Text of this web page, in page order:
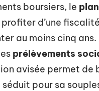
boursiers, le
d’une
au moins cinq
prélèvements
avisée permet
séduit pour sa